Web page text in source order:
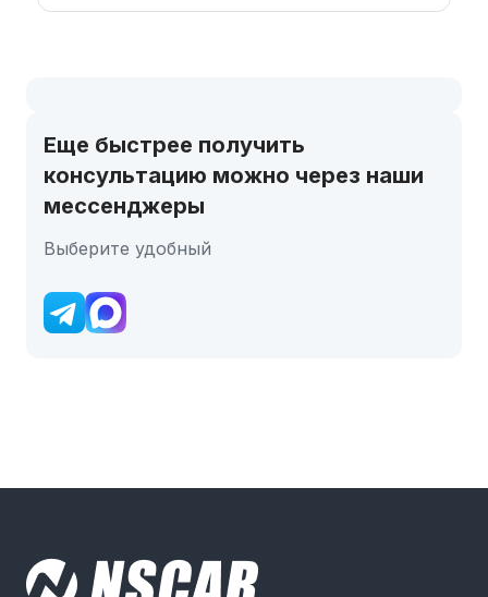
Еще быстрее получить
консультацию можно через наши
мессенджеры
Выберите удобный